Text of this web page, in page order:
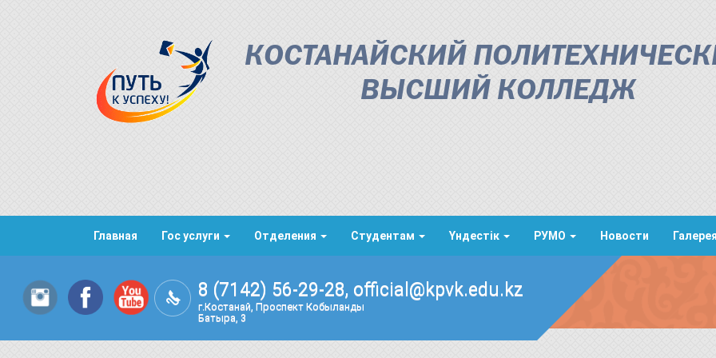
КОСТАНАЙСКИЙ
ВЫСШИЙ КОЛЛЕДЖ
Главная Гос услуги Отделения Студентам Үндестік РУМО Новости Галерея
8 (7142) 56-29-28, official@kpvk.edu.kz
г.Костанай, Проспект Кобыланды
Батыра, 3